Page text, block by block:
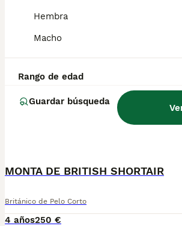
Hembra
Macho
Rango de edad
Guardar búsqueda
MONTA DE BRITISH SHORTAIR
Británico de Pelo Corto
4 años250 €